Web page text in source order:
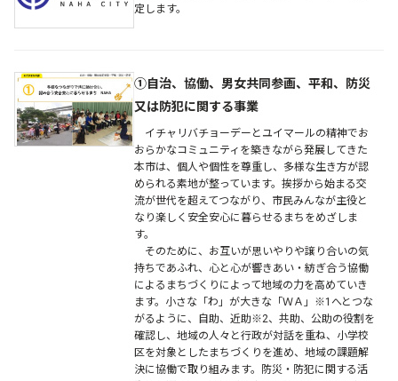
定します。
①自治、協働、男女共同参画、平和、防災
又は防犯に関する事業
イチャリバチョーデーとユイマールの精神でお
おらかなコミュニティを築きながら発展してきた
本市は、個人や個性を尊重し、多様な生き方が認
められる素地が整っています。挨拶から始まる交
流が世代を超えてつながり、市民みんなが主役と
なり楽しく安全安心に暮らせるまちをめざしま
す。
そのために、お互いが思いやりや譲り合いの気
持ちであふれ、心と心が響きあい・紡ぎ合う協働
によるまちづくりによって地域の力を高めていき
ます。小さな「わ」が大きな「ＷＡ」※1へとつな
がるように、自助、近助※2、共助、公助の役割を
確認し、地域の人々と行政が対話を重ね、小学校
区を対象としたまちづくりを進め、地域の課題解
決に協働で取り組みます。防災・防犯に関する活